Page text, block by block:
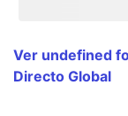
Ver undefined
Directo Global